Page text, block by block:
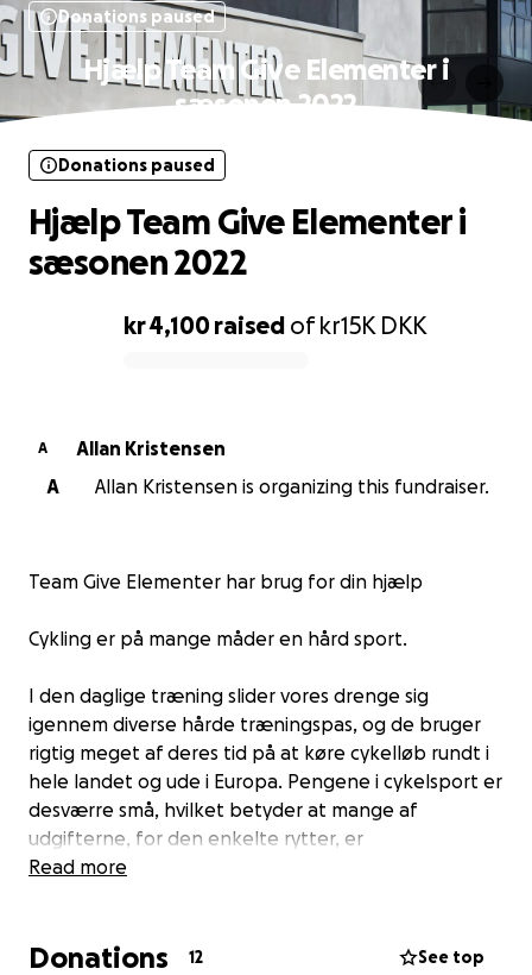
Donations paused
Hjælp Team Give Elementer i
sæsonen 2022
kr 4,100 raised ofkr15K DKK
Donations paused
Hjælp Team Give Elementer i
sæsonen 2022
A
Allan Kristensen
A
Allan Kristensen is organizing this fundraiser.
Team Give Elementer har brug for din hjælp
Cykling er på mange måder en hård sport.
I den daglige træning slider vores drenge sig
igennem diverse hårde træningspas, og de bruger
rigtig meget af deres tid på at køre cykelløb rundt i
hele landet og ude i Europa. Pengene i cykelsport er
desværre små, hvilket betyder at mange af
udgifterne, for den enkelte rytter, er
selvfinansierede.
udgifterne for rytterne - Derfor har vi brug for din
Read more
Donations 12 See top